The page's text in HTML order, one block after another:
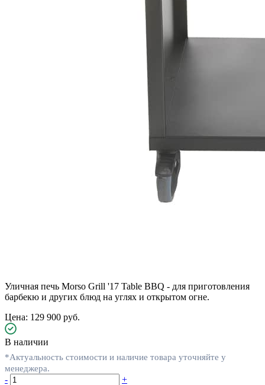
Уличная печь Morso Grill '17 Table BBQ - для приготовления
барбекю и других блюд на углях и открытом огне.
Цена: 129 900 руб.
В наличии
*Актуальность стоимости и наличие товара уточняйте у
менеджера.
-
+